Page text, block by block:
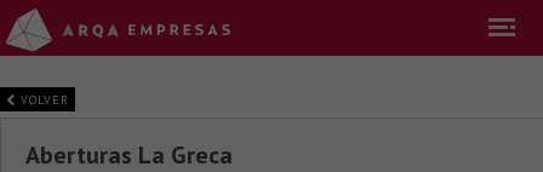
VOLVER
Aberturas La Greca